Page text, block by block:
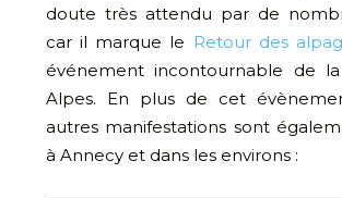
doute très attendu par de
car il marque le Retour des
événement incontournable de
Alpes. En plus de cet
autres manifestations sont
à Annecy et dans les environs :